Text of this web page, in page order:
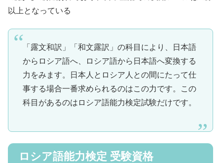
以上となっている
「露文和訳」「和文露訳」の科目により、日本語
からロシア語へ、ロシア語から日本語へ変換する
力をみます。日本人とロシア人との間にたって仕
事する場合一番求められるのはこの力です。この
科目があるのはロシア語能力検定試験だけです。
ロシア語能力検定 受験資格